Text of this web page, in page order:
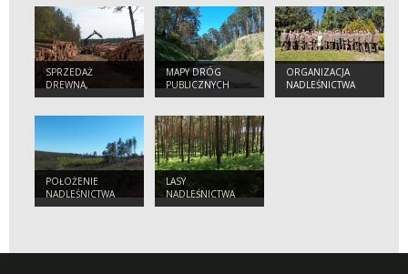
SPRZEDAŻ
DREWNA,
CHOINEK I
MAPY DRÓG
PUBLICZNYCH
ORGANIZACJA
NADLEŚNICTWA
POŁOŻENIE
NADLEŚNICTWA
LASY
NADLEŚNICTWA